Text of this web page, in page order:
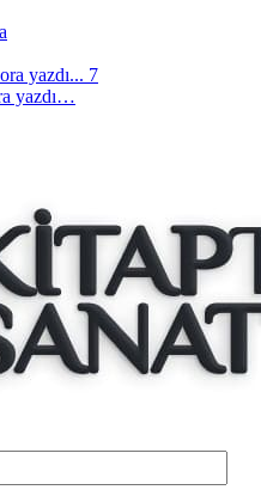
yazdı…